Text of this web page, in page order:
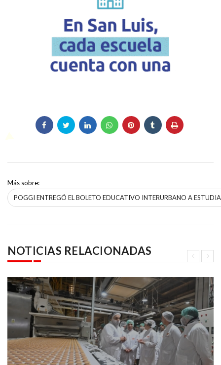
Más sobre:
POGGI ENTREGÓ EL BOLETO EDUCATIVO INTERURBANO A
NOTICIAS RELACIONADAS